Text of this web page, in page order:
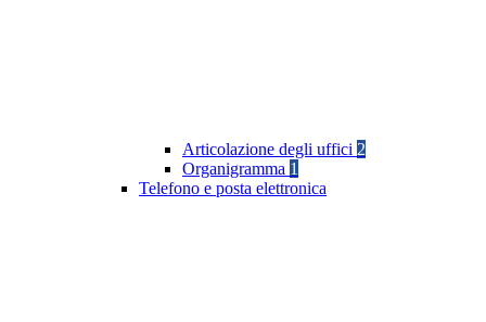
Articolazione degli uffici 2
Organigramma 1
Telefono e posta elettronica